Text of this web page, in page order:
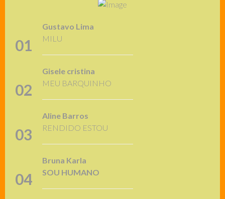
01
Gustavo Lima
MILU
02
Gisele cristina
MEU BARQUINHO
03
Aline Barros
RENDIDO ESTOU
04
Bruna Karla
SOU HUMANO